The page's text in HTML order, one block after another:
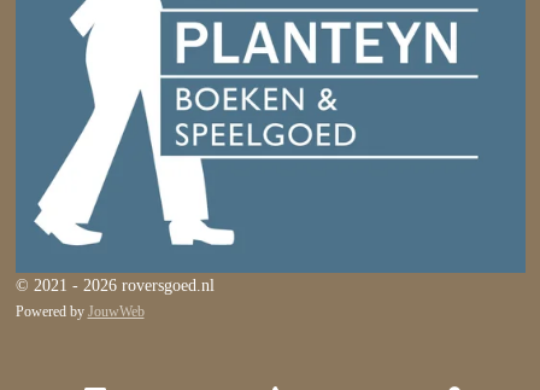
© 2021 - 2026 roversgoed.nl
Powered by JouwWeb